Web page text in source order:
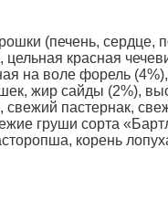
(печень, сердце,
красная
на воле форель
жир сайды (2%),
пастернак,
груши сорта
корень